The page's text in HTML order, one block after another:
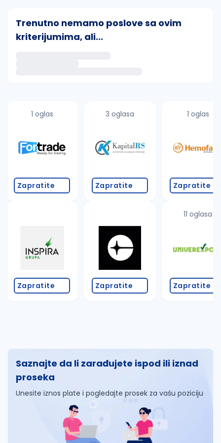
Trenutno nemamo poslove sa ovim
kriterijumima, ali...
proverite pravopisne greške (koristite č, ć, š, đ,
promenite odabrane filtere pretrage
1 oglas
Zapratite
Zapratite
3 oglasa
Zapratite
Zapratite
1 oglas
Zapratite
11 oglasa
Zapratite
Saznajte da li zarađujete ispod ili iznad
proseka
Unesite iznos plate i pogledajte prosek za vašu poziciju